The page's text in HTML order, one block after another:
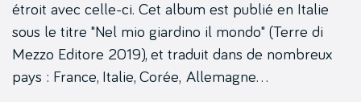
étroit avec celle-ci. Cet album est publié en Italie
sous le titre "Nel mio giardino il mondo" (Terre di
Mezzo Editore 2019), et traduit dans de nombreux
pays : France, Italie, Corée, Allemagne…